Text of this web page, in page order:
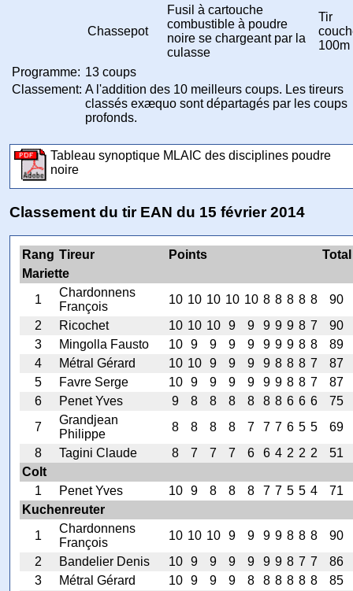
Chassepot
Fusil à cartouche
combustible à poudre
noire se chargeant par la
culasse
Tir
100m
Programme: 13 coups
Classement: A l'addition des 10 meilleurs coups. Les tireurs
classés exæquo sont départagés par les coups
profonds.
Tableau synoptique MLAIC des disciplines poudre
noire
Classement du tir EAN du 15 février 2014
Rang Tireur Points
Total
Mariette
1
Chardonnens
François
10 10 10 10 10 8 8 8 8 8
90
2
Ricochet 10 10 10 9 9 9 9 9 8 7
90
3
Mingolla Fausto 10 9 9 9 9 9 9 9 8 8
89
4
Métral Gérard 10 10 9 9 9 9 8 8 8 7
87
5
Favre Serge 10 9 9 9 9 9 9 8 8 7
87
6
Penet Yves 9 8 8 8 8 8 8 6 6 6
75
7
Grandjean
Philippe
8 8 8 8 7 7 7 6 5 5
69
8
Tagini Claude 8 7 7 7 6 6 4 2 2 2
51
Colt
1
Penet Yves 10 9 8 8 8 7 7 5 5 4
71
Kuchenreuter
1
Chardonnens
François
10 10 10 9 9 9 9 8 8 8
90
2
Bandelier Denis 10 9 9 9 9 9 9 8 7 7
86
3
Métral Gérard 10 9 9 9 8 8 8 8 8 8
85